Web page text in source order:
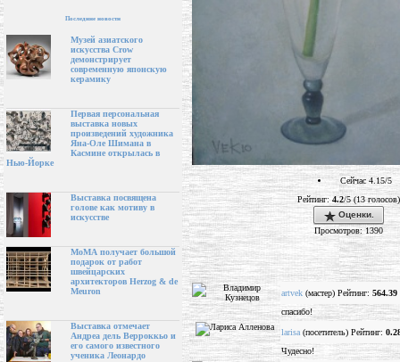
Последние новости
Музей азиатского
искусства Crow
демонстрирует
современную японскую
керамику
Первая персональная
выставка новых
произведений художника
Яна-Оле Шимана в
Касмине открылась в
Нью-Йорке
Выставка посвящена
голове как мотиву в
искусстве
МоМА получает большой
подарок от работ
швейцарских
архитекторов Herzog & de
Meuron
Выставка отмечает
Андреа дель Верроккьо и
его самого известного
ученика Леонардо
Сейчас 4.15/5
Рейтинг: 4.2/5 (13 голосов)
Оценки.
Просмотров: 1390
artvek (мастер) Рейтинг: 564.39
спасибо!
larisa (посетитель) Рейтинг:
Чудесно!